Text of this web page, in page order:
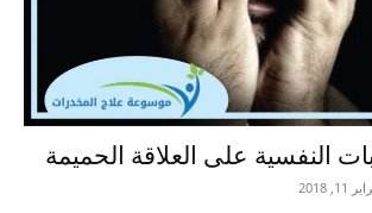
النفسية على العلاقة الحميمة
2018